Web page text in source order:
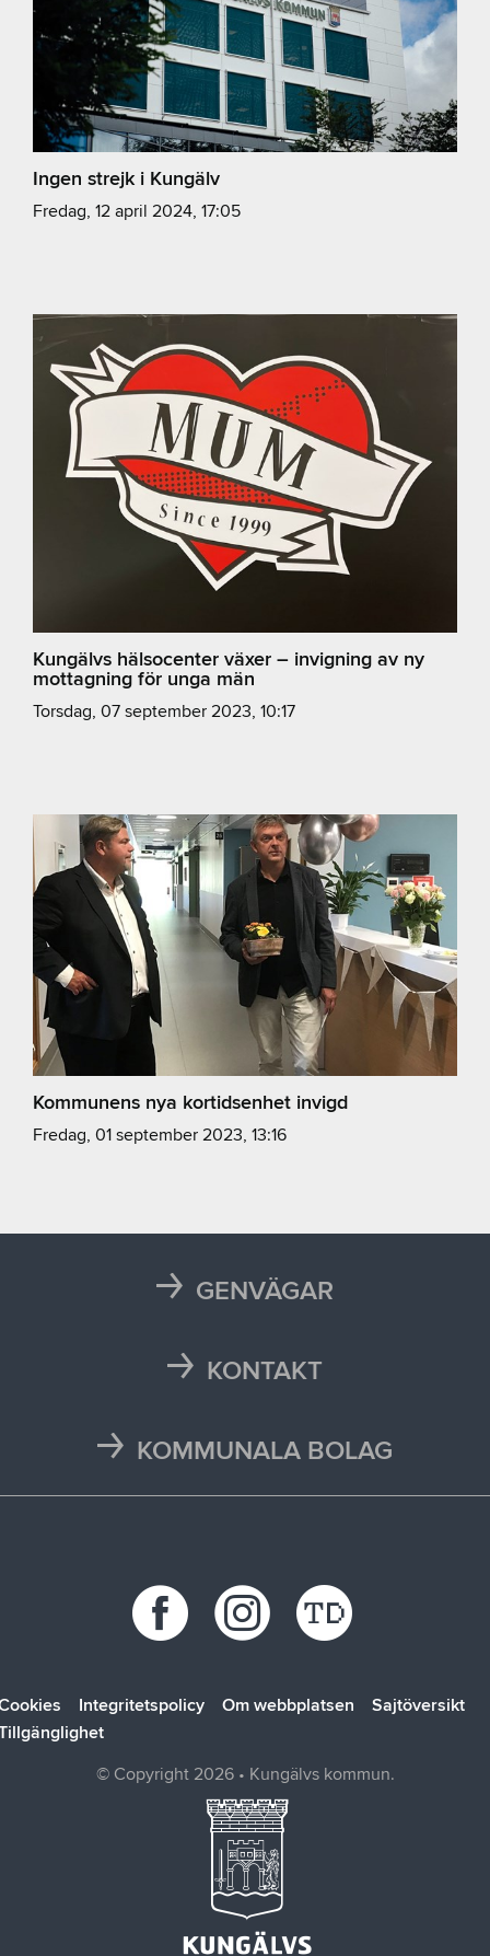
Ingen strejk i Kungälv
fredag, 12 april 2024, 17:05
Kungälvs hälsocenter växer – invigning av ny
mottagning för unga män
torsdag, 07 september 2023, 10:17
Kommunens nya kortidsenhet invigd
fredag, 01 september 2023, 13:16
GENVÄGAR
Läsårstider
KONTAKT
Press och media
KOMMUNALA BOLAG
Kungälvsbostäder
Kungälv Energi
Integritetspolicy Om webbplatsen
Sajtöversikt
© Copyright 2026 • Kungälvs kommun.